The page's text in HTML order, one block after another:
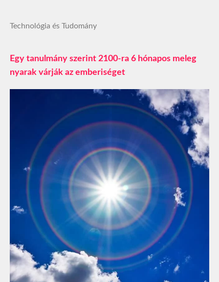
Technológia és Tudomány
Egy tanulmány szerint 2100-ra 6 hónapos meleg
nyarak várják az emberiséget